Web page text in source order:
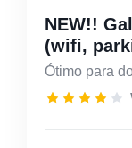
NEW!!
(wifi,
Ótimo para